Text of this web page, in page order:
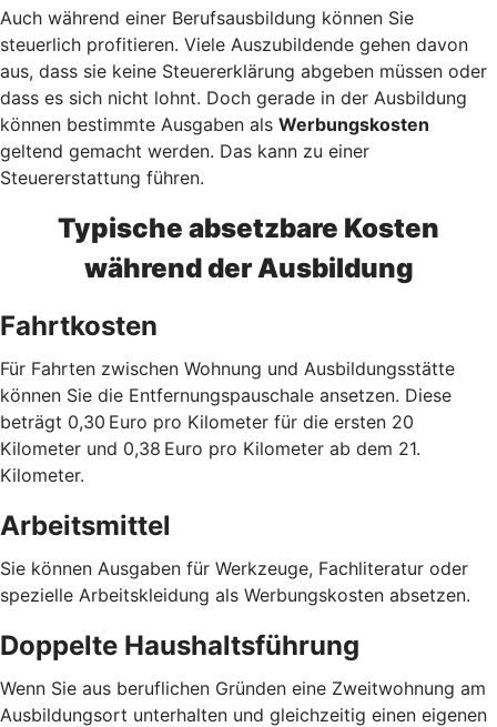
Auch während einer Berufsausbildung können Sie
steuerlich profitieren. Viele Auszubildende gehen davon
aus, dass sie keine Steuererklärung abgeben müssen oder
dass es sich nicht lohnt. Doch gerade in der Ausbildung
können bestimmte Ausgaben als Werbungskosten
geltend gemacht werden. Das kann zu einer
Steuererstattung führen.
Typische absetzbare Kosten
während der Ausbildung
Fahrtkosten
Für Fahrten zwischen Wohnung und Ausbildungsstätte
können Sie die Entfernungspauschale ansetzen. Diese
beträgt 0,30 Euro pro Kilometer für die ersten 20
Kilometer und 0,38 Euro pro Kilometer ab dem 21.
Kilometer.
Arbeitsmittel
Sie können Ausgaben für Werkzeuge, Fachliteratur oder
spezielle Arbeitskleidung als Werbungskosten absetzen.
Doppelte Haushaltsführung
Wenn Sie aus beruflichen Gründen eine Zweitwohnung am
Ausbildungsort unterhalten und gleichzeitig einen eigenen